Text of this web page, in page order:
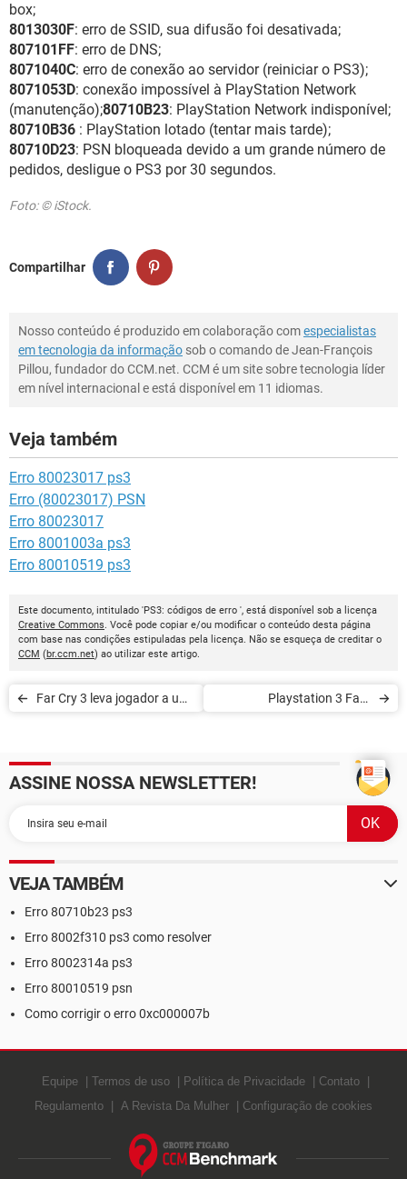
box;
8013030F: erro de SSID, sua difusão foi desativada;
807101FF: erro de DNS;
8071040C: erro de conexão ao servidor (reiniciar o PS3);
8071053D: conexão impossível à PlayStation Network
(manutenção);80710B23: PlayStation Network indisponível;
80710B36 : PlayStation lotado (tentar mais tarde);
80710D23: PSN bloqueada devido a um grande número de
pedidos, desligue o PS3 por 30 segundos.
Foto: © iStock.
Compartilhar
Nosso conteúdo é produzido em colaboração comespecialistas
em tecnologia da informação sob o comando de Jean-François
Pillou, fundador do CCM.net. CCM é um site sobre tecnologia líder
em nível internacional e está disponível em 11 idiomas.
Veja também
Erro 80023017 ps3
Erro (80023017) PSN
Erro 80023017
Erro 8001003a ps3
Erro 80010519 ps3
Este documento, intitulado 'PS3: códigos de erro ', está disponível sob a licença
Creative Commons. Você pode copiar e/ou modificar o conteúdo desta página
com base nas condições estipuladas pela licença. Não se esqueça de creditar o
CCM (br.ccm.net) ao utilizar este artigo.
Far Cry 3 leva jogador a um
Playstation 3 Fat -
ASSINE NOSSA NEWSLETTER!
VEJA TAMBÉM
Erro 80710b23 ps3
Erro 8002f310 ps3 como resolver
Erro 8002314a ps3
Erro 80010519 psn
Como corrigir o erro 0xc000007b
Equipe Termos de uso Política de Privacidade
Contato
Regulamento
A Revista Da Mulher Configuração de cookies